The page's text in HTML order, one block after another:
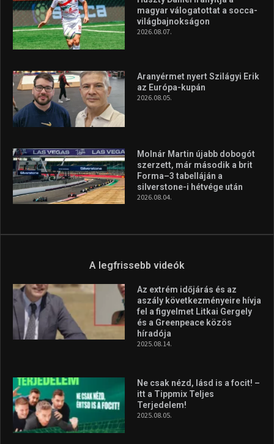
magyar válogatottat a socca-
világbajnokságon
2026.08.07.
Aranyérmet nyert Szilágyi Erik
az Európa-kupán
2026.08.05.
Molnár Martin újabb dobogót
szerzett, már második a brit
Forma–3 tabelláján a
silverstone-i hétvége után
2026.08.04.
A legfrissebb videók
Az extrém időjárás és az
aszály következményeire hívja
fel a figyelmet Litkai Gergely
és a Greenpeace közös
híradója
2025.08.14.
Ne csak nézd, lásd is a focit! –
itt a Tippmix Teljes
Terjedelem!
2025.08.05.